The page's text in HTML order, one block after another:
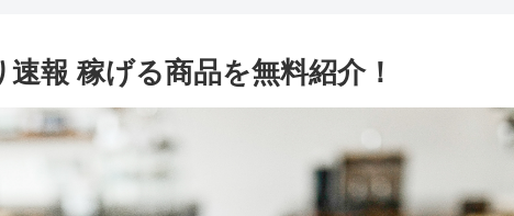
報 稼げる商品を無料紹介！